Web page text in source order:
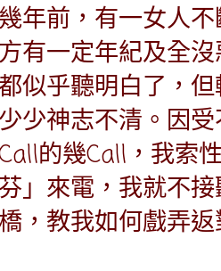
年前，有一女人
有一定年紀及全
似乎聽明白了，
少神志不清。因
的幾Call，我索
」來電，我就不
，教我如何戲弄